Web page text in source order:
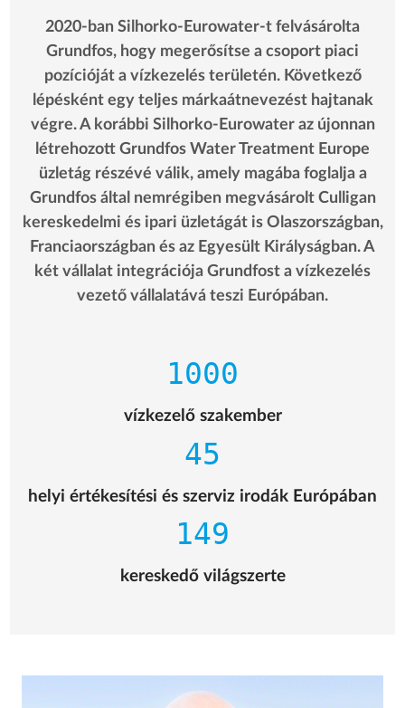
2020-ban Silhorko-Eurowater-t felvásárolta
Grundfos, hogy megerősítse a csoport piaci
pozícióját a vízkezelés területén. Következő
lépésként egy teljes márkaátnevezést hajtanak
végre. A korábbi Silhorko-Eurowater az újonnan
létrehozott Grundfos Water Treatment Europe
üzletág részévé válik, amely magába foglalja a
Grundfos által nemrégiben megvásárolt Culligan
kereskedelmi és ipari üzletágát is Olaszországban,
Franciaországban és az Egyesült Királyságban. A
két vállalat integrációja Grundfost a vízkezelés
vezető vállalatává teszi Európában.
1000
vízkezelő szakember
45
helyi értékesítési és szerviz irodák Európában
149
kereskedő világszerte